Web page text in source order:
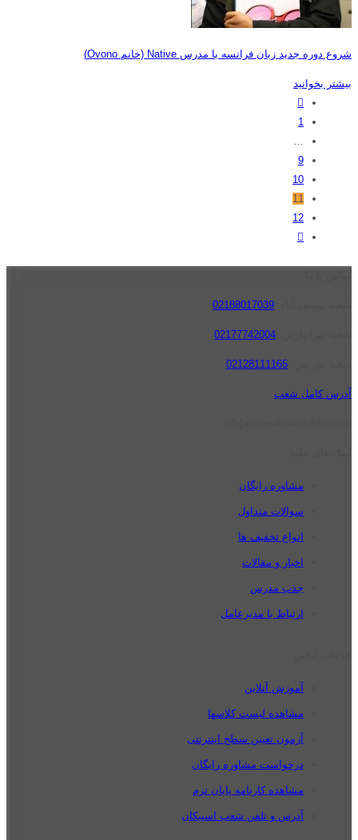
شروع دوره جدید زبان فرانسه با مدرس Native (خانم Ovono)
بیشتر بخوانید
1
9
10
11
12
02188017039
02177742004
02128111165
آدرس کامل شعب
مشاوره رایگان
سوالات متداول
انواع تخفیف ها
اخبار و مقالات
جذب مدرس
ارتباط با مدیرعامل
آموزش آنلاین
مشاهده لیست کلاسها
آزمون تعیین سطح اینترنتی
درخواست مشاوره رایگان
مشاهده کارنامه پایان ترم
آدرس و تلفن شعب اسپیکان